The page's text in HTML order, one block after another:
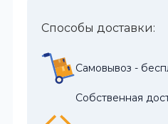
Способы доставки:
Самовывоз -
Собственная